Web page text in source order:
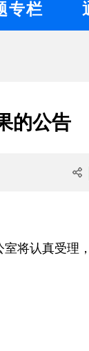
专栏
的公告
将认真受理